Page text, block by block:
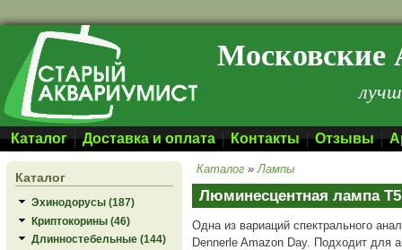
Перейти к основному содержанию Московские
Каталог Доставка и оплата Контакты Отзывы
Каталог
Эхинодорусы (187)
Криптокорины (46)
Длинностебельные (144)
Каталог »Лампы
Люминесцентная лампа T5
Одна из вариаций спектрального
Dennerle Amazon Day. Подходит для